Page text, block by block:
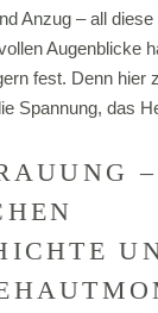
Anzug – all
Augenblicke
fest. Denn hier
Spannung, das
–